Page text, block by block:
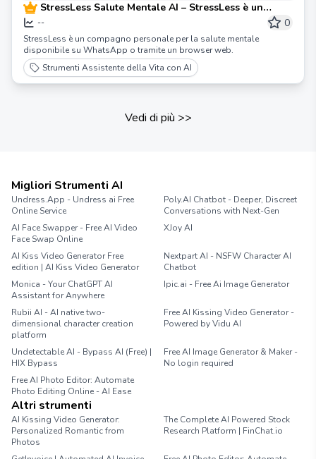
StressLess Salute Mentale AI – StressLess è un
compagno personale per la salute mentale su
WhatsApp o nel browser. Aiuta ad alleviare sintomi
di alta stress, ansia e burnout.
-- 0
StressLess è un compagno personale per la salute mentale
disponibile su WhatsApp o tramite un browser web.
Strumenti Assistente della Vita con AI
Vedi di più >>
Migliori Strumenti AI
Undress.App - Undress ai Free
Online Service
Poly.AI Chatbot - Deeper, Discreet
Conversations with Next-Gen
AI Face Swapper - Free AI Video
Face Swap Online
XJoy AI
AI Kiss Video Generator Free
edition | AI Kiss Video Generator
Nextpart AI - NSFW Character AI
Chatbot
Monica - Your ChatGPT AI
Assistant for Anywhere
Ipic.ai - Free Ai Image Generator
Rubii AI - AI native two-
dimensional character creation
platform
Free AI Kissing Video Generator -
Powered by Vidu AI
Undetectable AI - Bypass AI (Free) |
HIX Bypass
Free AI Image Generator & Maker -
No login required
Free AI Photo Editor: Automate
Photo Editing Online - AI Ease
Altri strumenti
AI Kissing Video Generator:
Personalized Romantic from
Photos
The Complete AI Powered Stock
Research Platform | FinChat.io